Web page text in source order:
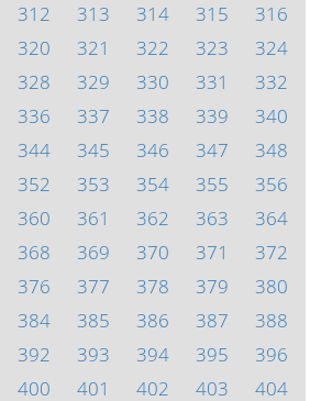
312 313 314 315
316
320 321 322 323
324
328 329 330 331
332
336 337 338 339
340
344 345 346 347
348
352 353 354 355
356
360 361 362 363
364
368 369 370 371
372
376 377 378 379
380
384 385 386 387
388
392 393 394 395
396
400 401 402 403 404